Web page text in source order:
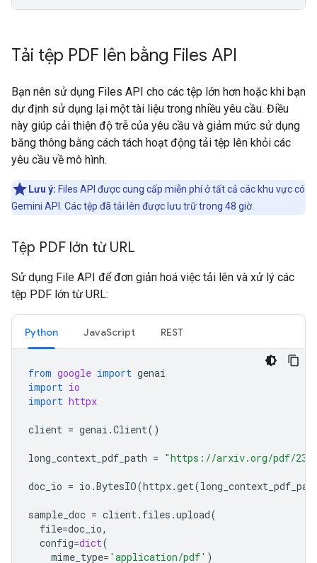
Tải tệp PDF lên bằng Files API
Bạn nên sử dụng Files API cho các tệp lớn hơn hoặc khi bạn
dự định sử dụng lại một tài liệu trong nhiều yêu cầu. Điều
này giúp cải thiện độ trễ của yêu cầu và giảm mức sử dụng
băng thông bằng cách tách hoạt động tải tệp lên khỏi các
yêu cầu về mô hình.
Lưu ý: Files API được cung cấp miễn phí ở tất cả các khu vực có
Gemini API. Các tệp đã tải lên được lưu trữ trong 48 giờ.
Tệp PDF lớn từ URL
Sử dụng File API để đơn giản hoá việc tải lên và xử lý các
tệp PDF lớn từ URL:
Python JavaScript REST
from google import genai
import io
import httpx
client = genai .Client()
long_context_pdf_path = "https://arxiv.org/pdf/
doc_io = io .BytesIO(httpx.get(
sample_doc = client. files .upload(
file=doc_io,
config=dict(
mime_type= 'application/pdf' )